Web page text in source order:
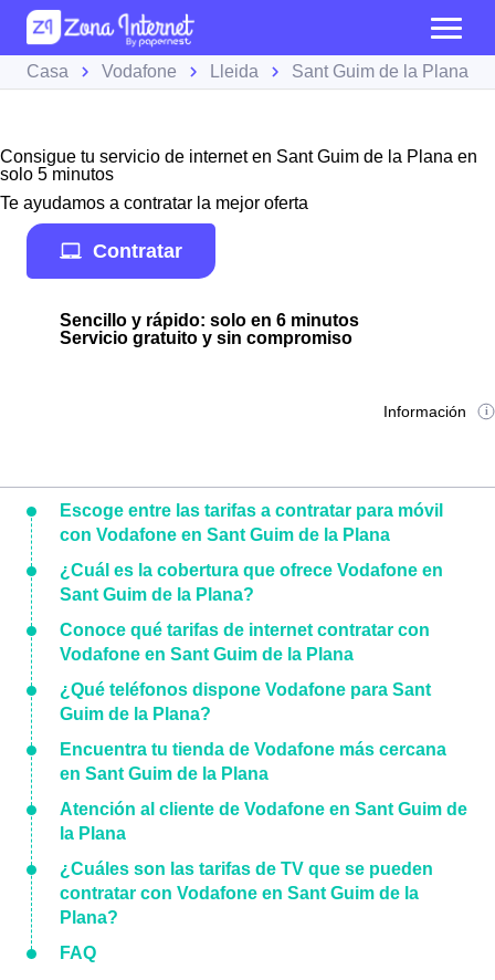
Casa Vodafone Lleida Sant Guim de la Plana
Consigue tu servicio de internet en Sant Guim de la Plana en
solo 5 minutos
Te ayudamos a contratar la mejor oferta
Contratar
Sencillo y rápido: solo en 6 minutos
Servicio gratuito y sin compromiso
Información
Escoge entre las tarifas a contratar para móvil
con Vodafone en Sant Guim de la Plana
¿Cuál es la cobertura que ofrece Vodafone en
Sant Guim de la Plana?
Conoce qué tarifas de internet contratar con
Vodafone en Sant Guim de la Plana
¿Qué teléfonos dispone Vodafone para Sant
Guim de la Plana?
Encuentra tu tienda de Vodafone más cercana
en Sant Guim de la Plana
Atención al cliente de Vodafone en Sant Guim de
la Plana
¿Cuáles son las tarifas de TV que se pueden
contratar con Vodafone en Sant Guim de la
Plana?
FAQ